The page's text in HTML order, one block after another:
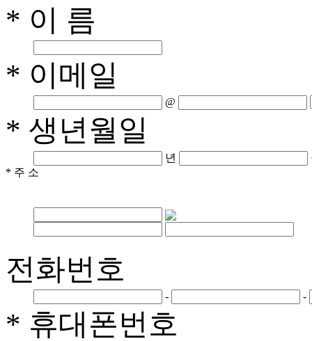
* 이 름
* 이메일
@
* 생년월일
년
* 주 소
전화번호
- -
* 휴대폰번호